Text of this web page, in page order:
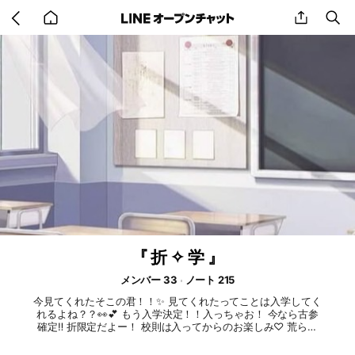
back
to
home
share
『 折 ✧ 学 』
メンバー 33
ノート 215
今見てくれたそこの君！！✨ 見てくれたってことは入学してく
れるよね？？👀💕 もう入学決定！！入っちゃお！ 今なら古参
確定‼️ 折限定だよー！ 校則は入ってからのお楽しみ♡ 荒らし